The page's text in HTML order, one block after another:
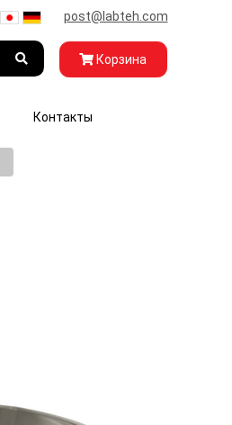
post@labteh.com
Корзина
Контакты